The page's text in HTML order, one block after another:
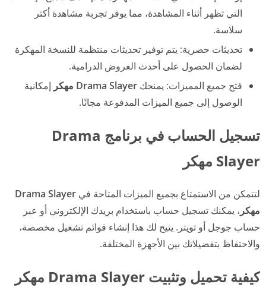
التي تظهر أثناء المشاهدة، مما يوفر تجربة مشاهدة أكثر
سلاسة.
تحديثات حصرية: يتم توفير تحديثات منتظمة للنسخة المهكرة
لضمان الحصول على أحدث العروض الدرامية.
فتح جميع المميزات: يمنحك Drama Slayer مهكر
إمكانية
الوصول إلى جميع الميزات المدفوعة مجانًا.
تسجيل الحساب في برنامج Drama
Slayer مهكر
لتتمكن من الاستمتاع بجميع الميزات المتاحة في Drama Slayer
مهكر ، يمكنك تسجيل حساب باستخدام بريدك الإلكتروني أو عبر
حساب جوجل أو تويتر. يتيح لك هذا إنشاء قوائم تشغيل مخصصة،
والاحتفاظ بتفضيلاتك بين الأجهزة المختلفة.
كيفية تحميل وتثبيت Drama Slayer مهكر